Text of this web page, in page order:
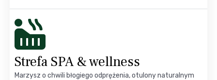
Strefa SPA & wellness
Marzysz o chwili błogiego odprężenia, otulony naturalnym